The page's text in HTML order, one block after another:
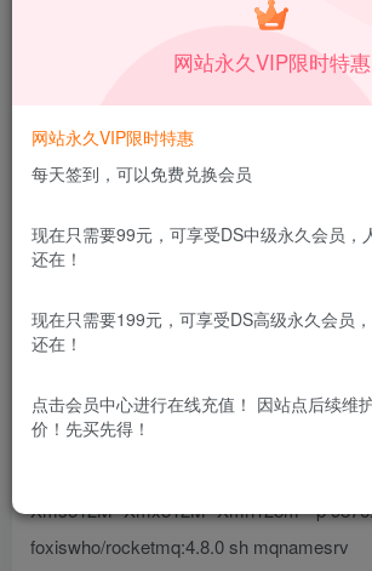
本站所有内容来自互联网收集，仅供学习和交
用途。如有侵权、不妥之处，请第一时间联系
免费资源网 – https://freexyz.cn/
docker search rocketmq docker pull
启动NameServer
docker run -d –name rmqnamesrver -e
Xms512M -Xmx512M -Xmn128m” -p
foxiswho/rocketmq:4.8.0 sh mqnamesrv
网站永久VIP限时特惠
网站永久VIP限时特惠
每天签到，可以免费兑换会员
现在只需要99元，可享受DS中级永久会员，
还在！
现在只需要199元，可享受DS高级永久会员
还在！
点击会员中心进行在线充值！ 因站点后续维
价！先买先得！